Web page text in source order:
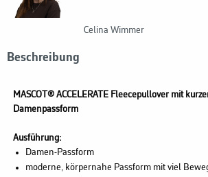
Celina Wimmer
Beschreibung
MASCOT® ACCELERATE Fleecepullover mit
Damenpassform
Ausführung:
Damen-Passform
moderne, körpernahe Passform mit viel